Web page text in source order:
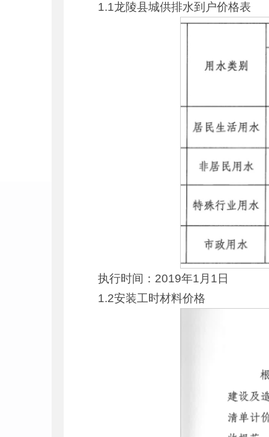
1.1龙陵县城供排水到户价格表
执行时间：2019年1月1日
1.2安装工时材料价格